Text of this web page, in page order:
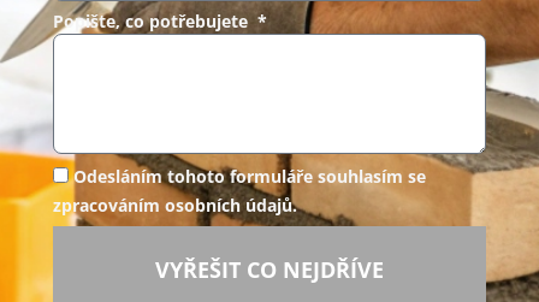
Popište, co potřebujete *
Odesláním tohoto formuláře souhlasím se
zpracováním osobních údajů.
VYŘEŠIT CO NEJDŘÍVE